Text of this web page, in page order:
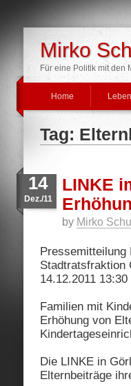
Mirko
Für eine Politik mit den
Home
Tag:
14
Dez./11
LINKE
by Mirko
Pressemitteilung
Stadtratsfraktion
14.12.2011 13:30
Familien mit
Erhöhung von
Die LINKE in
Elternbeiträge